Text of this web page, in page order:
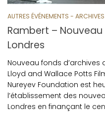
AUTRES ÉVÉNEMENTS - ARCHIVES
Rambert –
Londres
Nouveau fonds
Lloyd and Wallace Potts
Nureyev Foundation est
l’établissement des
Londres en finançant le